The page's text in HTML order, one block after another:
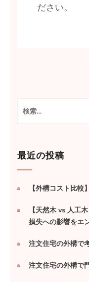
ださい。
検
索:
最近の投稿
【外構コスト比
【天然木 vs 人工
損失への影響をエ
注文住宅の外構で
注文住宅の外構で